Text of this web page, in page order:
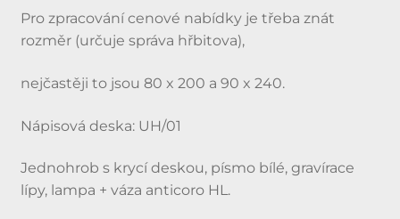
Pro zpracování cenové nabídky je třeba znát
rozměr (určuje správa hřbitova),
nejčastěji to jsou 80 x 200 a 90 x 240.
Nápisová deska: UH/01
Jednohrob s krycí deskou, písmo bílé, gravírace
lípy, lampa + váza anticoro HL.